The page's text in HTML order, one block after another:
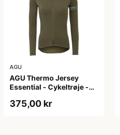
AGU
AGU Thermo Jersey
Essential - Cykeltrøje -
XL
375,00 kr